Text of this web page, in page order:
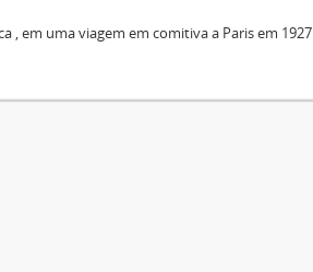
, em uma viagem em comitiva a Paris em 1927.